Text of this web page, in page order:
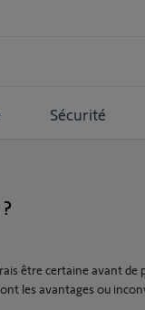
Sécurité
être certaine avant de
les avantages ou